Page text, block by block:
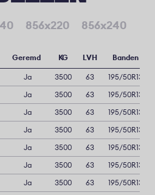
856x220 856x240
Geremd KG LVH Banden
Ja 3500 63
195/50R13
Ja 3500 63
195/50R13
Ja 3500 63
195/50R13
Ja 3500 63
195/50R13
Ja 3500 63
195/50R13
Ja 3500 63
195/50R13
Ja 3500 63
195/50R13